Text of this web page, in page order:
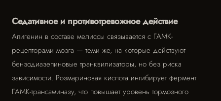
Седативное и противотревожное действие
Апигенин в составе мелиссы связывается с ГАМК-
рецепторами мозга — теми же, на которые действуют
бензодиазепиновые транквилизаторы, но без риска
зависимости. Розмариновая кислота ингибирует фермент
ГАМК-трансаминазу, что повышает уровень тормозного